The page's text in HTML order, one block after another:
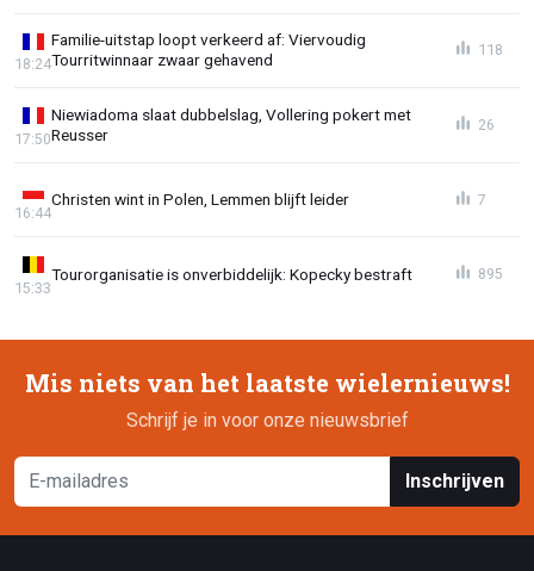
Familie-uitstap loopt verkeerd af: Viervoudig
Tourritwinnaar zwaar gehavend
18:24
118
Niewiadoma slaat dubbelslag, Vollering pokert met
Reusser
17:50
26
Christen wint in Polen, Lemmen blijft leider
16:44
7
Tourorganisatie is onverbiddelijk: Kopecky bestraft
15:33
895
Mis niets van het laatste wielernieuws!
Schrijf je in voor onze nieuwsbrief
Inschrijven